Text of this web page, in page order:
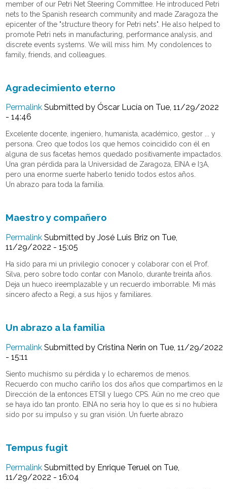
member of our Petri Net Steering Committee. He introduced Petri
nets to the Spanish research community and made Zaragoza the
epicenter of the "structure theory for Petri nets". He also helped to
promote Petri nets in manufacturing, performance analysis, and
discrete events systems. We will miss him. My condolences to
family, friends, and colleagues.
Agradecimiento eterno
Permalink Submitted byÓscar Lucía on Tue, 11/29/2022
- 14:46
Excelente docente, ingeniero, humanista, académico, gestor ... y
persona. Creo que todos los que hemos coincidido con él en
alguna de sus facetas hemos quedado positivamente impactados.
Una gran pérdida para la Universidad de Zaragoza, EINA e I3A,
pero una enorme suerte haberlo tenido todos estos años.
Un abrazo para toda la familia.
Maestro y compañero
Permalink Submitted byJosé Luis Briz on Tue,
11/29/2022 - 15:05
Ha sido para mi un privilegio conocer y colaborar con el Prof.
Silva, pero sobre todo contar con Manolo, durante treinta años.
Deja un hueco ireemplazable y un recuerdo imborrable. Mi más
sincero afecto a Regi, a sus hijos y familiares.
Un abrazo a la familia
Permalink Submitted byCristina Nerin on Tue, 11/29/2022
- 15:11
Siento muchísmo su pérdida y lo echaremos de menos.
Recuerdo con mucho cariño los dos años que compartimos en la
Dirección de la entonces ETSII y luego CPS. Aün no me creo que
se haya ido tan pronto. EINA no seria hoy lo que es si no hubiera
sido por su impulso y su gran visión. Un fuerte abrazo
Tempus fugit
Permalink Submitted by Enrique Teruel on Tue,
11/29/2022 - 16:04